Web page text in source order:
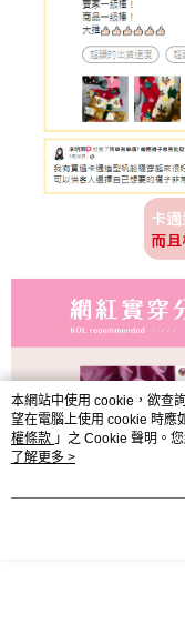
本網站中使用 cookie，欲查
望在電腦上使用 cookie 時應
權條款 」之 Cookie 聲明。
用條款之 Cookie 聲明使用
了解更多 >